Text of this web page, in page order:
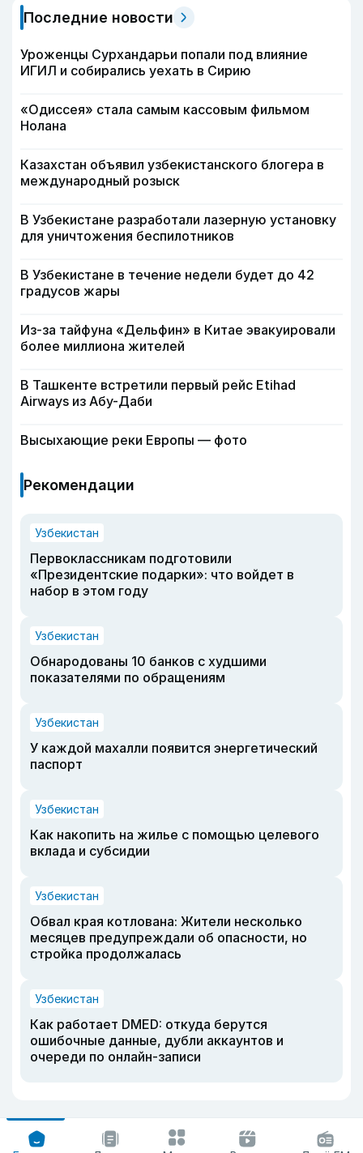
Последние новости
Уроженцы Сурхандарьи попали под влияние
ИГИЛ и собирались уехать в Сирию
«Одиссея» стала самым кассовым фильмом
Нолана
Казахстан объявил узбекистанского блогера в
международный розыск
В Узбекистане разработали лазерную установку
для уничтожения беспилотников
В Узбекистане в течение недели будет до 42
градусов жары
Из-за тайфуна «Дельфин» в Китае эвакуировали
более миллиона жителей
В Ташкенте встретили первый рейс Etihad
Airways из Абу-Даби
Высыхающие реки Европы — фото
Рекомендации
Узбекистан
Первоклассникам подготовили
«Президентские подарки»: что войдет в
набор в этом году
Узбекистан
Обнародованы 10 банков с худшими
показателями по обращениям
Узбекистан
У каждой махалли появится энергетический
паспорт
Узбекистан
Как накопить на жилье с помощью целевого
вклада и субсидии
Узбекистан
Обвал края котлована: Жители несколько
месяцев предупреждали об опасности, но
стройка продолжалась
Узбекистан
Как работает DMED: откуда берутся
ошибочные данные, дубли аккаунтов и
очереди по онлайн-записи